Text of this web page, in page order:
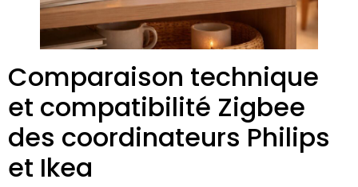
Comparaison technique
et compatibilité Zigbee
des coordinateurs Philips
et Ikea